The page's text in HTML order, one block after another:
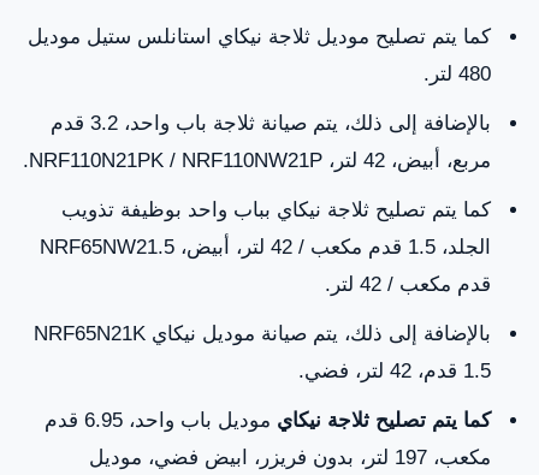
كما يتم تصليح موديل ثلاجة نيكاي استانلس ستيل موديل
480 لتر.
بالإضافة إلى ذلك، يتم صيانة ثلاجة باب واحد، 3.2 قدم
مربع، أبيض، 42 لتر، NRF110N21PK / NRF110NW21P.
كما يتم تصليح ثلاجة نيكاي بباب واحد بوظيفة تذويب
الجلد، 1.5 قدم مكعب / 42 لتر، أبيض، NRF65NW21.5
قدم مكعب / 42 لتر.
بالإضافة إلى ذلك، يتم صيانة موديل نيكاي NRF65N21K
1.5 قدم، 42 لتر، فضي.
كما يتم تصليح ثلاجة نيكاي
موديل باب واحد، 6.95 قدم
مكعب، 197 لتر، بدون فريزر، ابيض فضي، موديل